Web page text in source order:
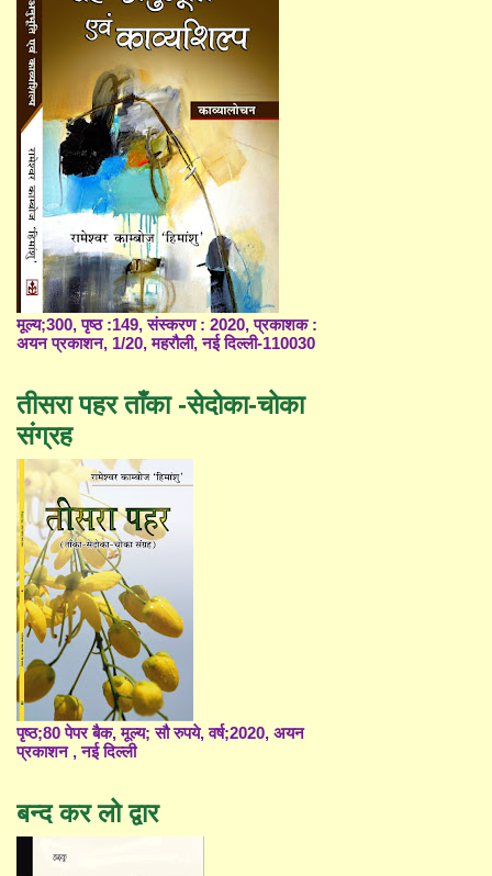
मूल्य;300, पृष्ठ :149, संस्करण : 2020, प्रकाशक :
अयन प्रकाशन, 1/20, महरौली, नई दिल्ली-110030
तीसरा पहर ताँका -सेदोका-चोका
संग्रह
पृष्ठ;80 पेपर बैक, मूल्य; सौ रुपये, वर्ष;2020, अयन
प्रकाशन , नई दिल्ली
बन्द कर लो द्वार